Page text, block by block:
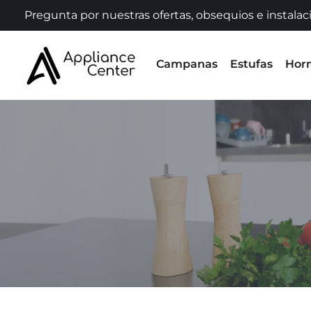
Pregunta por nuestras ofertas, obsequios e
Campanas Estufas